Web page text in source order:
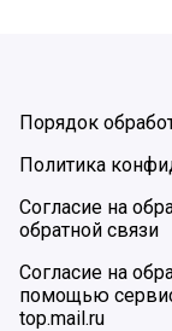
Порядок
Политика
Согласие на
обратной связи
Согласие на
помощью
top.mail.ru